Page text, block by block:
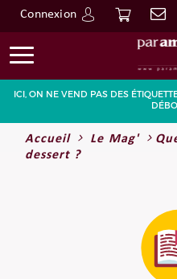
Connexion
ICI, ON NE VEND PAS DES
Accueil Le Mag'
dessert ?